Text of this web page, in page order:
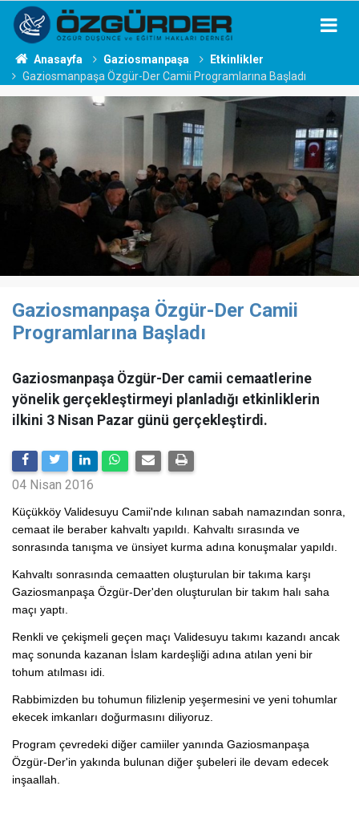
Anasayfa Gaziosmanpaşa
Etkinlikler
Gaziosmanpaşa Özgür-Der Camii Programlarına Başladı
Gaziosmanpaşa Özgür-Der Camii
Programlarına Başladı
Gaziosmanpaşa Özgür-Der camii cemaatlerine
yönelik gerçekleştirmeyi planladığı etkinliklerin
ilkini 3 Nisan Pazar günü gerçekleştirdi.
04 Nisan 2016
Küçükköy Validesuyu Camii'nde kılınan sabah namazından sonra,
cemaat ile beraber kahvaltı yapıldı. Kahvaltı sırasında ve
sonrasında tanışma ve ünsiyet kurma adına konuşmalar yapıldı.
Kahvaltı sonrasında cemaatten oluşturulan bir takıma karşı
Gaziosmanpaşa Özgür-Der'den oluşturulan bir takım halı saha
maçı yaptı.
Renkli ve çekişmeli geçen maçı Validesuyu takımı kazandı ancak
maç sonunda kazanan İslam kardeşliği adına atılan yeni bir
tohum atılması idi.
Rabbimizden bu tohumun filizlenip yeşermesini ve yeni tohumlar
ekecek imkanları doğurmasını diliyoruz.
Program çevredeki diğer camiiler yanında Gaziosmanpaşa
Özgür-Der'in yakında bulunan diğer şubeleri ile devam edecek
inşaallah.